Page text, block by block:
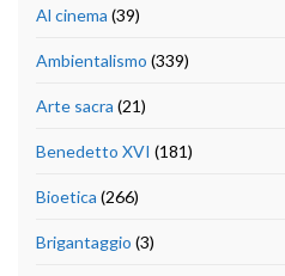
Al cinema (39)
Ambientalismo (339)
Arte sacra (21)
Benedetto XVI (181)
Bioetica (266)
Brigantaggio (3)